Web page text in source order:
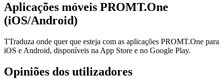
Aplicações móveis PROMT.One
(iOS/Android)
TTraduza onde quer que esteja com as aplicações PROMT.One para
iOS e Android, disponíveis na App Store e no Google Play.
Opiniões dos utilizadores